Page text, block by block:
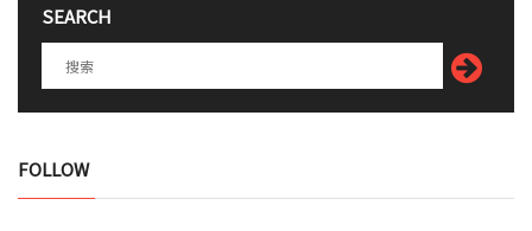
SEARCH
FOLLOW